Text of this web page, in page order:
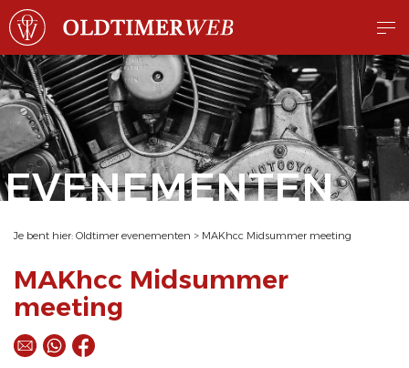
EVENEMENTEN
Je bent hier: Oldtimer evenementen > MAKhcc Midsummer meeting
MAKhcc Midsummer
meeting